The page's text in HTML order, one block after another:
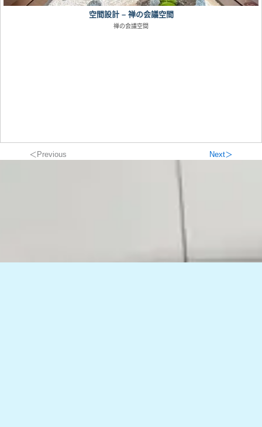
空間設計 – 禅の会議空間
禅の会議空間
＜Previous Next＞